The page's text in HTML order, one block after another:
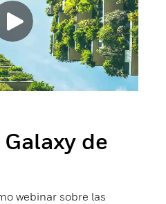
de
webinar sobre las